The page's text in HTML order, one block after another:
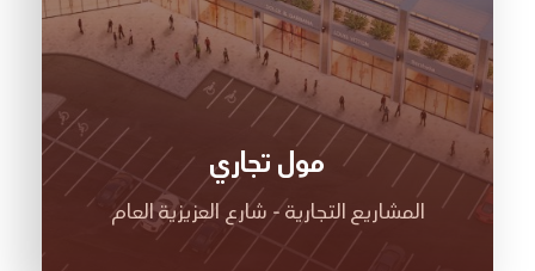
مول تجاري
المشاريع التجارية - شارع العزيزية العام